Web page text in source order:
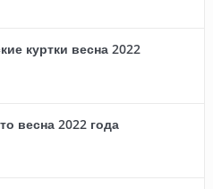
куртки весна 2022
весна 2022 года